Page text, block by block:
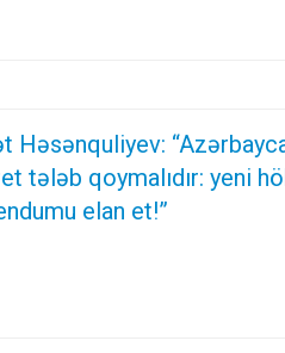
Həsənquliyev:
tələb qoymalıdır: yeni
elan et!”